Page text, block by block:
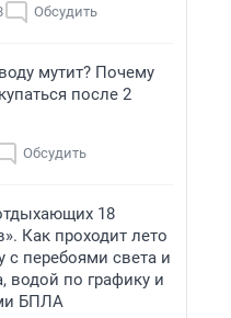
Обсудить
мутит? Почему
после 2
Обсудить
18
Как проходит лето
с перебоями света и
водой по графику и
БПЛА